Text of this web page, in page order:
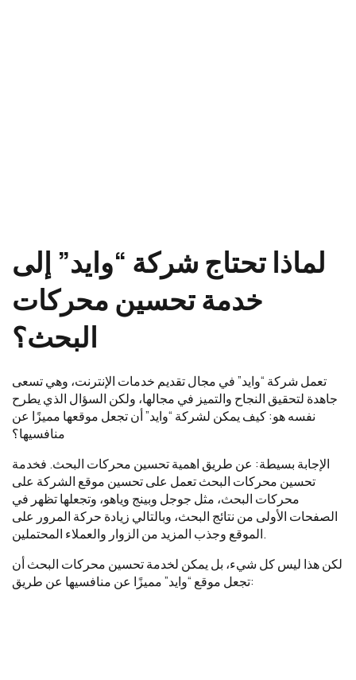
لماذا تحتاج شركة “وايد” إلى
خدمة تحسين محركات
البحث؟
تعمل شركة “وايد” في مجال تقديم خدمات الإنترنت، وهي تسعى
جاهدة لتحقيق النجاح والتميز في مجالها، ولكن السؤال الذي يطرح
نفسه هو: كيف يمكن لشركة “وايد” أن تجعل موقعها مميزًا عن
منافسيها؟
الإجابة بسيطة: عن طريق اهمية تحسين محركات البحث. فخدمة
تحسين محركات البحث تعمل على تحسين موقع الشركة على
محركات البحث، مثل جوجل وبينج وياهو، وتجعلها تظهر في
الصفحات الأولى من نتائج البحث، وبالتالي زيادة حركة المرور على
الموقع وجذب المزيد من الزوار والعملاء المحتملين.
لكن هذا ليس كل شيء، بل يمكن لخدمة تحسين محركات البحث أن
تجعل موقع “وايد” مميزًا عن منافسيها عن طريق: